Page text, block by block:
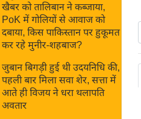
खैबर को तालिबान ने कब्जाया,
PoK में गोलियों से आवाज को
दबाया, किस पाकिस्तान पर हुकूमत
कर रहे मुनीर-शहबाज?
जुबान बिगड़ी हुई थी उदयनिधि की,
पहली बार मिला सवा शेर, सत्ता में
आते ही विजय ने धरा थलापति
अवतार